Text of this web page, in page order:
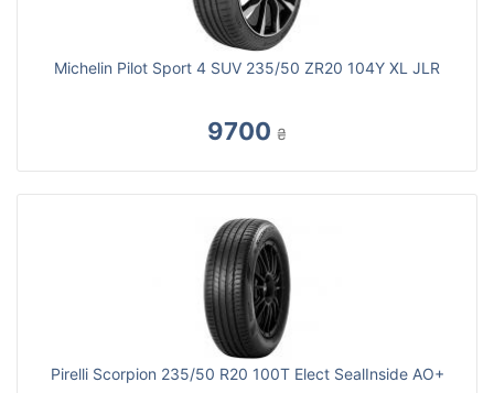
Michelin Pilot Sport 4 SUV 235/50 ZR20 104Y XL JLR
9700 ₴
Pirelli Scorpion 235/50 R20 100T Elect SealInside AO+